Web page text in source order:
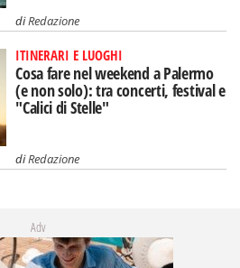
diRedazione
ITINERARI E LUOGHI
Cosa fare nel weekend a Palermo
(e non solo): tra concerti, festival e
"Calici di Stelle"
diRedazione
Adv